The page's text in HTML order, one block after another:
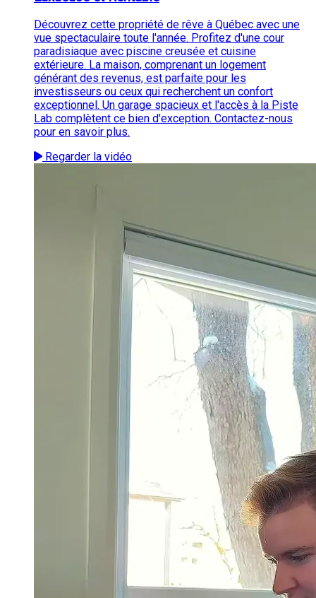
Découvrez cette propriété de rêve à Québec avec une
vue spectaculaire toute l'année. Profitez d'une cour
paradisiaque avec piscine creusée et cuisine
extérieure. La maison, comprenant un logement
générant des revenus, est parfaite pour les
investisseurs ou ceux qui recherchent un confort
exceptionnel. Un garage spacieux et l'accès à la Piste
Lab complètent ce bien d'exception. Contactez-nous
pour en savoir plus.
Regarder la vidéo